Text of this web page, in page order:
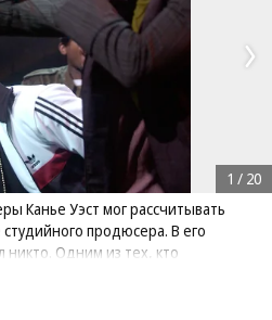
Канье Уэст мог рассчитывать
студийного продюсера. В его
никто. Одним из тех, кто
Квели из нью-йоркского
1 / 20